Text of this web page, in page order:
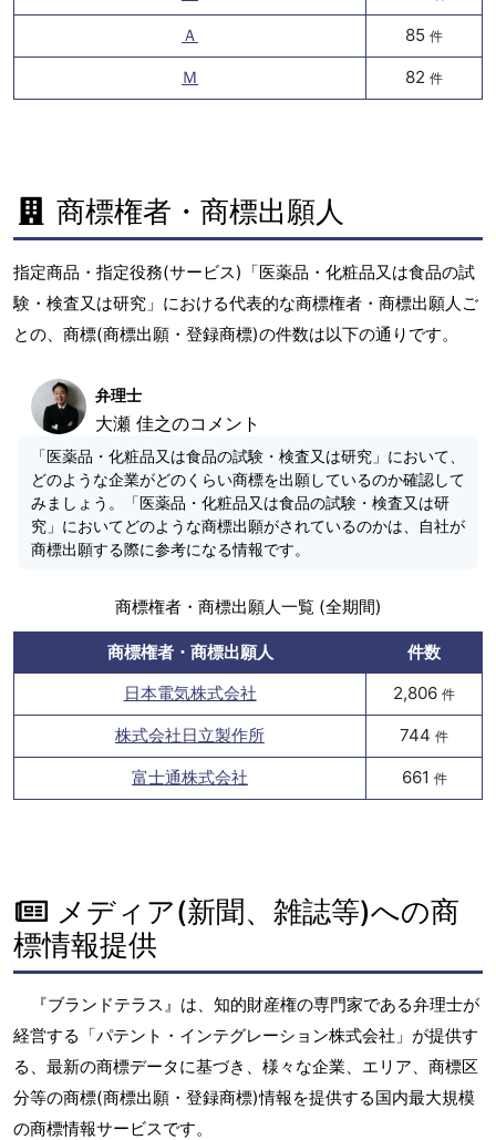
Ａ 85 件
Ｍ 82 件
商標権者・商標出願人
指定商品・指定役務(サービス)「医薬品・化粧品又は食品の試
験・検査又は研究」における代表的な商標権者・商標出願人ご
との、商標(商標出願・登録商標)の件数は以下の通りです。
弁理士
大瀬 佳之のコメント
「医薬品・化粧品又は食品の試験・検査又は研究」において、
どのような企業がどのくらい商標を出願しているのか確認して
みましょう。「医薬品・化粧品又は食品の試験・検査又は研
究」においてどのような商標出願がされているのかは、自社が
商標出願する際に参考になる情報です。
商標権者・商標出願人一覧 (全期間)
商標権者・商標出願人
件数
日本電気株式会社
2,806 件
株式会社日立製作所 744 件
富士通株式会社 661 件
メディア(新聞、雑誌等)への商
標情報提供
『ブランドテラス』は、知的財産権の専門家である弁理士が
経営する「パテント・インテグレーション株式会社」が提供す
る、最新の商標データに基づき、様々な企業、エリア、商標区
分等の商標(商標出願・登録商標)情報を提供する国内最大規模
の商標情報サービスです。